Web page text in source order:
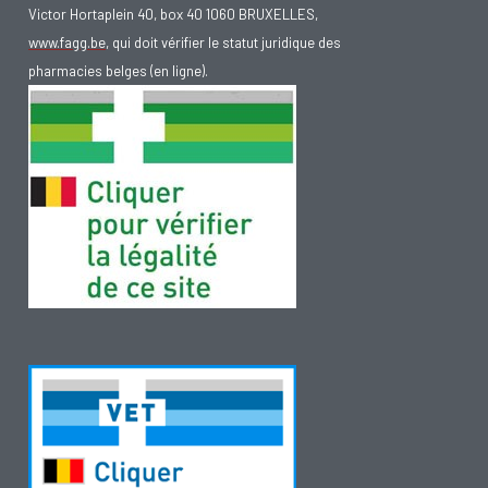
Victor Hortaplein 40, box 40 1060 BRUXELLES,
www.fagg.be, qui doit vérifier le statut juridique des
pharmacies belges (en ligne).